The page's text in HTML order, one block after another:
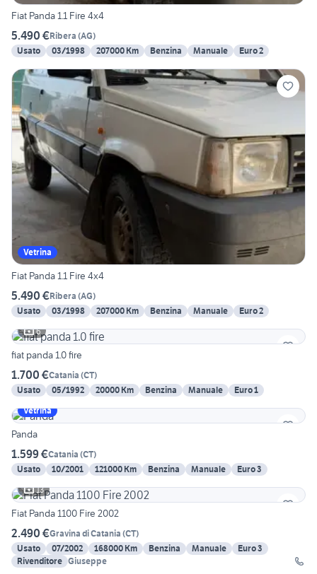
Fiat Panda 1.1 Fire 4x4
5.490 €Ribera (AG)
Usato
03/1998 207000 Km Benzina Manuale Euro 2
Vetrina
Fiat Panda 1.1 Fire 4x4
5.490 €Ribera (AG)
Usato
03/1998 207000 Km Benzina Manuale
Euro 2
6
fiat panda 1.0 fire
1.700 €Catania (CT)
Usato
05/1992 20000 Km Benzina Manuale
Euro 1
Vetrina
Panda
1.599 €Catania (CT)
Usato
10/2001 121000 Km Benzina Manuale
Euro 3
13
Fiat Panda 1100 Fire 2002
2.490 €Gravina di Catania (CT)
Usato
07/2002 168000 Km Benzina Manuale
Euro 3
Rivenditore Giuseppe